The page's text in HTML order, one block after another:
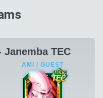
Janemba TEC